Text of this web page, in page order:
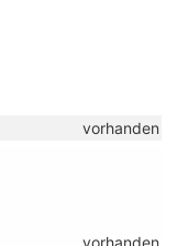
vorhanden
vorhanden